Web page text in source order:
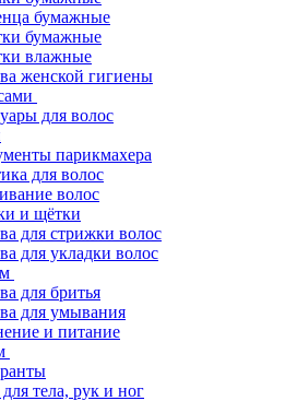
бумажные
бумажные
влажные
женской гигиены
для волос
парикмахера
для волос
волос
и щётки
для стрижки волос
для укладки волос
для бритья
для умывания
и питание
тела, рук и ног